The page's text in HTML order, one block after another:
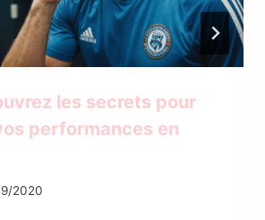
les secrets pour
performances en
2020